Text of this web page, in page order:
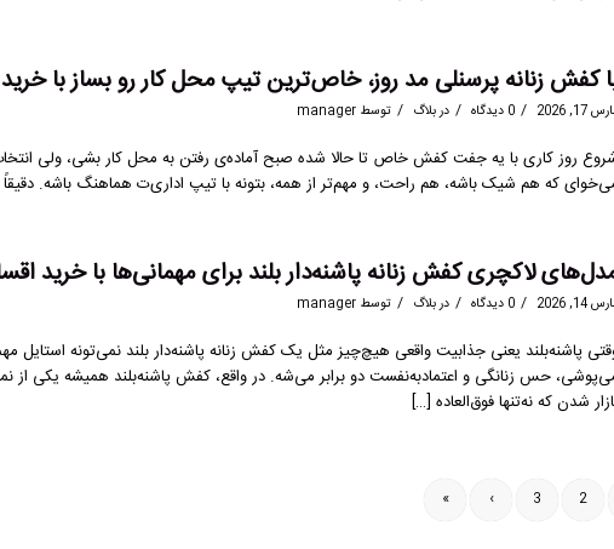
کفش زنانه پرسنلی مد روز، خاص‌ترین تیپ محل کار رو بساز با خرید
17, 2026
/ 0 دیدگاه / دربلاگ / توسط manager
روز کاری با یه جفت کفش خاص تا حالا شده صبح آماده‌ی رفتن به محل کار بشی، ولی
که هم شیک باشه، هم راحت، و مهم‌تر از همه، بتونه با تیپ اداری‌ت هماهنگ باشه.
لاکچری کفش زنانه پاشنه‌دار بلند برای مهمانی‌ها با خرید اقساطی
14, 2026
/ 0 دیدگاه / دربلاگ / توسط manager
پاشنه‌بلند یعنی جذابیت واقعی هیچ‌چیز مثل یک کفش زنانه پاشنه‌دار بلند نمی‌تونه
شدن که نه‌تنها فوق‌العاده […]
2
3
›
»